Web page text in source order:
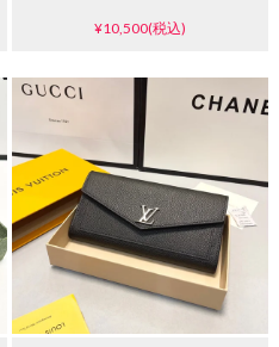
¥10,500(税込)